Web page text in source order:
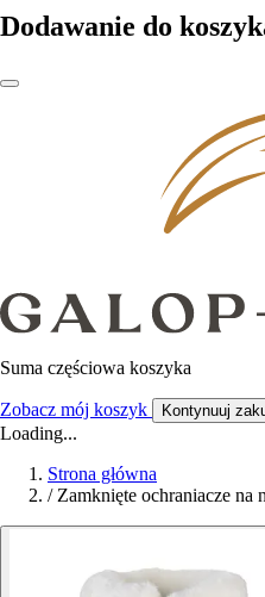
Dodawanie do
Suma częściowa koszyka
Zobacz mój koszyk Kontynuuj
Loading...
Strona główna
/ Zamknięte ochraniacze